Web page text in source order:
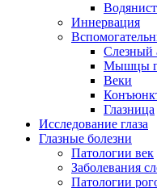
Иннервация
Слезный
Мышцы
Веки
Глазница
Исследование глаза
Глазные болезни
Патологии век
Заболевания
Патологии